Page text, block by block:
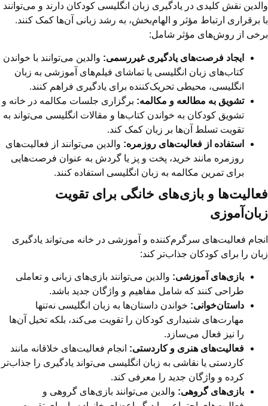
والدین نقش کلیدی در یادگیری زبان انگلیسی کودکان دارند و می‌توانند
با برقراری ارتباط مؤثر و الهام‌بخش، به رشد زبانی آن‌ها کمک کنند.
برخی از روش‌های مؤثر شامل:
ایجاد فرصت‌های یادگیری غیررسمی: والدین می‌توانند با خواندن
کتاب‌های زبان انگلیسی یا تماشای فیلم‌های آموزشی به زبان
انگلیسی، محیطی تحریک‌کننده برای یادگیری فراهم کنند.
تشویق به مطالعه و مکالمه: برگزاری جلسات مکالمه در خانه و
تشویق کودکان به خواندن کتاب‌ها و مقالات انگلیسی می‌تواند به
تقویت تسلط آن‌ها بر زبان کمک کند.
استفاده از فعالیت‌های روزمره: والدین می‌توانند از فعالیت‌های
روزمره مانند خرید، پخت و پز یا گردش به عنوان فرصت‌هایی
برای تمرین مکالمه به زبان انگلیسی استفاده کنند.
فعالیت‌ها و بازی‌های خانگی برای تقویت
زبان‌آموزی
انجام فعالیت‌های سرگرم‌کننده و آموزشی در خانه می‌تواند یادگیری
زبان را برای کودکان جذاب‌تر کند:
بازی‌های آموزشی: والدین می‌توانند بازی‌های زبانی و تعاملی
طراحی کنند که شامل مفاهیم و واژگان جدید باشد.
داستان‌خوانی: خواندن داستان‌ها به زبان انگلیسی نه‌تنها
مهارت‌های شنیداری کودکان را تقویت می‌کند، بلکه تخیل آن‌ها
را نیز فعال می‌سازد.
فعالیت‌های هنری و کاردستی: انجام فعالیت‌های خلاقانه مانند
کاردستی یا نقاشی به زبان انگلیسی می‌تواند یادگیری را جذاب‌تر
کرده و واژگان جدید را معرفی کند.
بازی‌های گروهی: والدین می‌توانند بازی‌های گروهی و